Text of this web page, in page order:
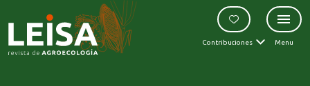
Contribuciones Menu